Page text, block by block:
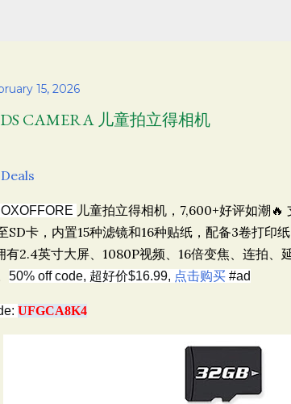
15, 2026
CAMERA 儿童拍立得相机
儿童拍立得相机，7,600+好评如潮🔥
SD卡，内置15种滤镜和16种贴纸，配备3卷打印
有2.4英寸大屏、1080P视频、16倍变焦、连拍
50% off code, 超好价$16.99, 点击购买#ad
UFGCA8K4